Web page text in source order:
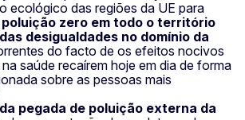
ecológico das regiões da UE para
poluição zero em todo o território
desigualdades no domínio da
do facto de os efeitos nocivos
saúde recaírem hoje em dia de forma
sobre as pessoas mais
pegada de poluição externa da